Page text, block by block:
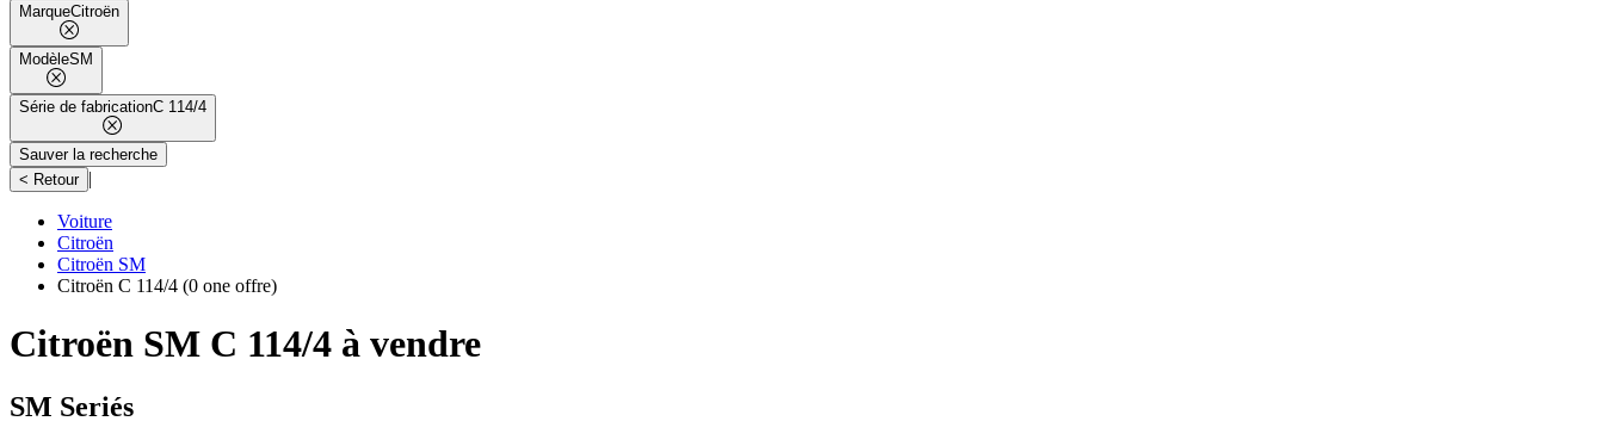
MarqueCitroën
ModèleSM
Série de fabricationC 114/4
Sauver la recherche
< Retour |
Voiture
Citroën
Citroën SM
Citroën C 114/4 (0 one offre)
Citroën SM C 114/4 à vendre
SM Seriés